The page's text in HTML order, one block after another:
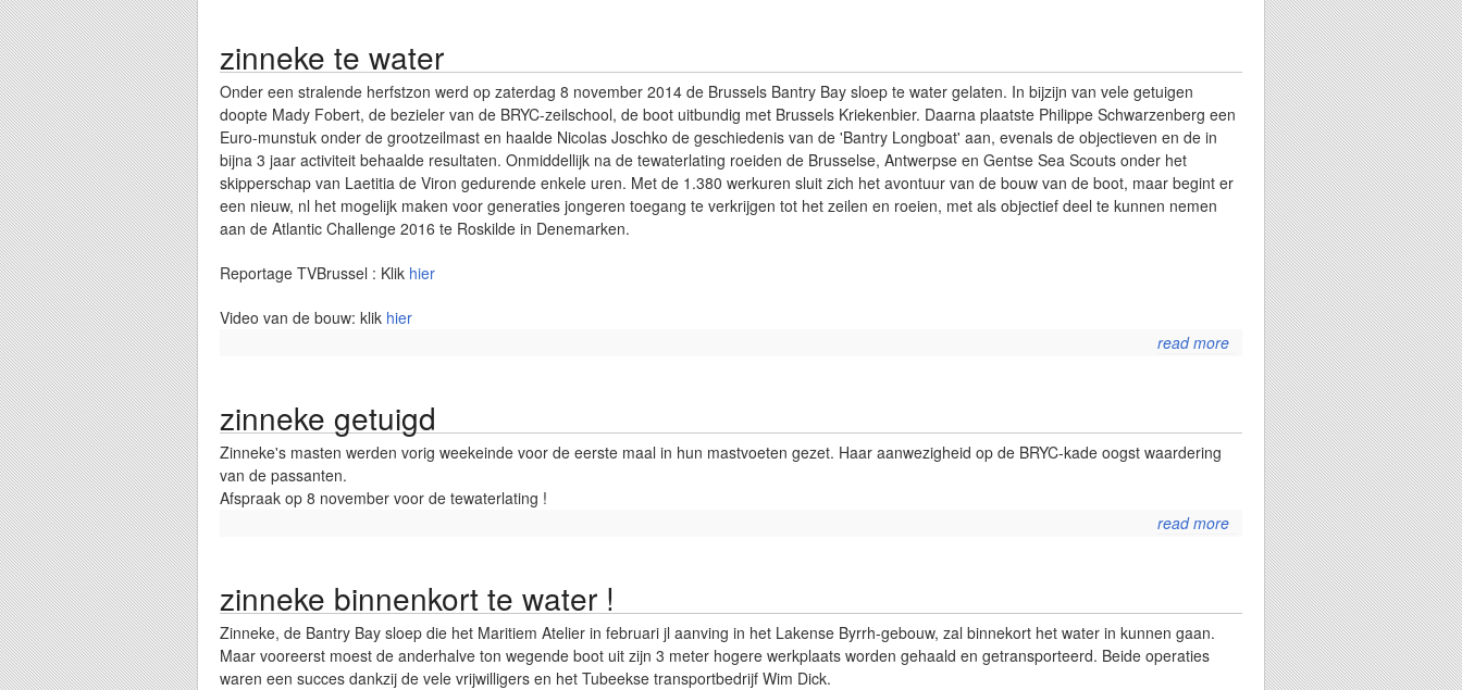
jaarverslag
2014
zinneke te water
Onder een stralende herfstzon werd op zaterdag 8 november 2014 de Brussels Bantry Bay sloep te water gelaten. In bijzijn van vele getuigen
doopte Mady Fobert, de bezieler van de BRYC-zeilschool, de boot uitbundig met Brussels Kriekenbier. Daarna plaatste Philippe Schwarzenberg een
Euro-munstuk onder de grootzeilmast en haalde Nicolas Joschko de geschiedenis van de 'Bantry Longboat' aan, evenals de objectieven en de in
bijna 3 jaar activiteit behaalde resultaten. Onmiddellijk na de tewaterlating roeiden de Brusselse, Antwerpse en Gentse Sea Scouts onder het
skipperschap van Laetitia de Viron gedurende enkele uren. Met de 1.380 werkuren sluit zich het avontuur van de bouw van de boot, maar begint er
een nieuw, nl het mogelijk maken voor generaties jongeren toegang te verkrijgen tot het zeilen en roeien, met als objectief deel te kunnen nemen
aan de Atlantic Challenge 2016 te Roskilde in Denemarken.
Reportage TVBrussel : Klik hier
Video van de bouw: klik hier
read more
about
zinneke
te
water
zinneke getuigd
Zinneke's masten werden vorig weekeinde voor de eerste maal in hun mastvoeten gezet. Haar aanwezigheid op de BRYC-kade oogst waardering
van de passanten.
Afspraak op 8 november voor de tewaterlating !
read more
about
zinneke
getuigd
zinneke binnenkort te water !
Zinneke, de Bantry Bay sloep die het Maritiem Atelier in februari jl aanving in het Lakense Byrrh-gebouw, zal binnekort het water in kunnen gaan.
Maar vooreerst moest de anderhalve ton wegende boot uit zijn 3 meter hogere werkplaats worden gehaald en getransporteerd. Beide operaties
waren een succes dankzij de vele vrijwilligers en het Tubeekse transportbedrijf Wim Dick.